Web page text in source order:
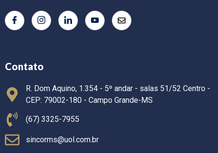
Contato
R. Dom Aquino, 1.354 - 5º andar - salas 51/52 Centro -
CEP: 79002-180 - Campo Grande-MS
(67) 3325-7955
sincorms@uol.com.br